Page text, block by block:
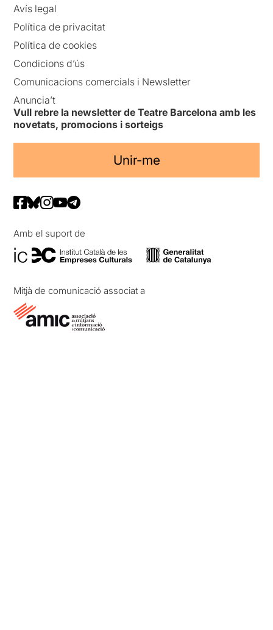
Avís legal
Política de privacitat
Política de cookies
Condicions d’ús
Comunicacions comercials i Newsletter
Anuncia’t
Vull rebre la newsletter de Teatre Barcelona amb les
novetats, promocions i sorteigs
Unir-me
Amb el suport de
Mitjà de comunicació associat a